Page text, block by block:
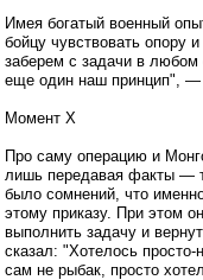
Имея богатый военный
бойцу чувствовать
заберем с задачи в
еще один наш принцип", —
Момент Х
Про саму операцию и
лишь передавая факты —
было сомнений, что
этому приказу. При этом
выполнить задачу и
сказал: "Хотелось
сам не рыбак, просто